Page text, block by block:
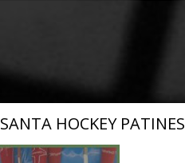
HOCKEY PATINES